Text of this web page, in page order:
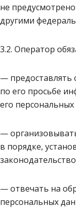
не
другими
3.2. Оператор
— предоставлять
по его просьбе
его
—
в порядке,
— отвечать на
персональных